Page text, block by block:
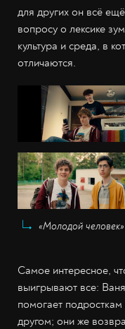
для других он всё
вопросу о лексике
культура и среда, в
отличаются.
«Молодой
Самое интересное,
выигрывают все:
помогает
другом; они же